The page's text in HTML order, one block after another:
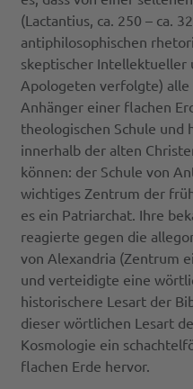
(Lactantius, ca. 250 – ca.
antiphilosophischen
skeptischer Intellektueller
Apologeten verfolgte)
Anhänger einer flachen
theologischen Schule
innerhalb der alten
können: der Schule von
wichtiges Zentrum der
es ein Patriarchat. Ihre
reagierte gegen die
von Alexandria (Zentrum
und verteidigte eine
historischere Lesart der
dieser wörtlichen Lesart
Kosmologie ein
flachen Erde hervor.